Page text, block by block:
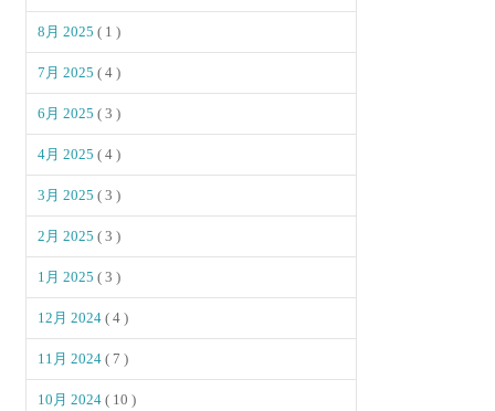
8月 2025( 1 )
7月 2025( 4 )
6月 2025( 3 )
4月 2025( 4 )
3月 2025( 3 )
2月 2025( 3 )
1月 2025( 3 )
12月 2024( 4 )
11月 2024( 7 )
10月 2024( 10 )